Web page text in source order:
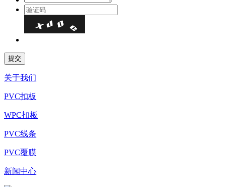
关于我们
PVC扣板
WPC扣板
PVC线条
PVC覆膜
新闻中心